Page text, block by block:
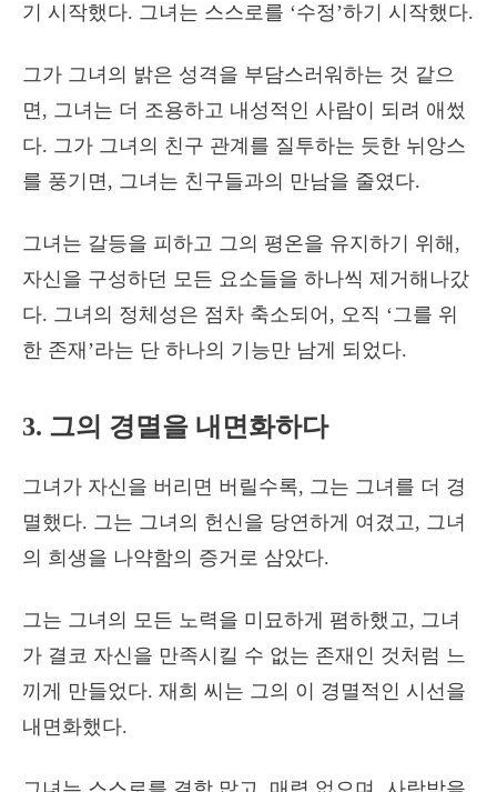
기 시작했다. 그녀는 스스로를 ‘수정’하기 시작했다.
그가 그녀의 밝은 성격을 부담스러워하는 것 같으
면, 그녀는 더 조용하고 내성적인 사람이 되려 애썼
다. 그가 그녀의 친구 관계를 질투하는 듯한 뉘앙스
를 풍기면, 그녀는 친구들과의 만남을 줄였다.
그녀는 갈등을 피하고 그의 평온을 유지하기 위해,
자신을 구성하던 모든 요소들을 하나씩 제거해나갔
다. 그녀의 정체성은 점차 축소되어, 오직 ‘그를 위
한 존재’라는 단 하나의 기능만 남게 되었다.
3. 그의 경멸을 내면화하다
그녀가 자신을 버리면 버릴수록, 그는 그녀를 더 경
멸했다. 그는 그녀의 헌신을 당연하게 여겼고, 그녀
의 희생을 나약함의 증거로 삼았다.
그는 그녀의 모든 노력을 미묘하게 폄하했고, 그녀
가 결코 자신을 만족시킬 수 없는 존재인 것처럼 느
끼게 만들었다. 재희 씨는 그의 이 경멸적인 시선을
내면화했다.